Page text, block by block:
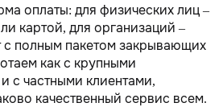
оплаты: для физических лиц –
картой, для организаций –
с полным пакетом закрывающих
как с крупными
с частными клиентами,
качественный сервис всем.